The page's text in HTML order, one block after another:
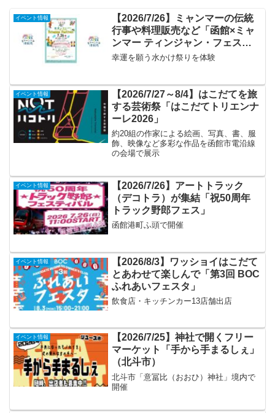
イベント情報
【2026/7/26】ミャンマーの伝統
行事や料理販売など「函館×ミャ
ンマー ティンジャン・フェステ
ィバル2026」
幸運を願う水かけ祭りを体験
イベント情報
【2026/7/27～8/4】はこだてを旅
する芸術祭「はこだてトリエンナ
ーレ2026」
約20組の作家による絵画、写真、書、服
飾、映像など多彩な作品を函館市電沿線
の会場で展示
イベント情報
【2026/7/26】アートトラック
（デコトラ）が集結「祝50周年
トラック野郎フェス」
函館港町ふ頭で開催
イベント情報
【2026/8/3】ワッショイはこだて
とあわせて楽しんで「第3回 BOC
ふれあいフェスタ」
飲食店・キッチンカー13店舗出店
イベント情報
【2026/7/25】神社で開くフリー
マーケット「手から手まるしぇ」
（北斗市）
北斗市「意冨比（おおひ）神社」境内で
開催